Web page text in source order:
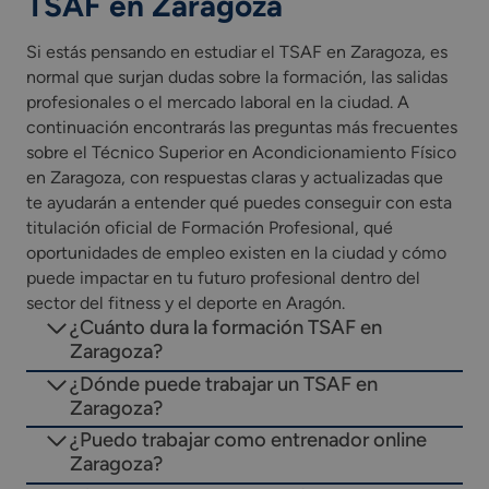
Si estás pensando en estudiar el TSAF en Zaragoza, es
normal que surjan dudas sobre la formación, las salidas
profesionales o el mercado laboral en la ciudad. A
continuación encontrarás las preguntas más frecuentes
sobre el Técnico Superior en Acondicionamiento Físico
en Zaragoza, con respuestas claras y actualizadas que
te ayudarán a entender qué puedes conseguir con esta
titulación oficial de Formación Profesional, qué
oportunidades de empleo existen en la ciudad y cómo
puede impactar en tu futuro profesional dentro del
sector del fitness y el deporte en Aragón.
¿Cuánto dura la formación TSAF en
Zaragoza?
¿Dónde puede trabajar un TSAF en
Zaragoza?
¿Puedo trabajar como entrenador online
Zaragoza?